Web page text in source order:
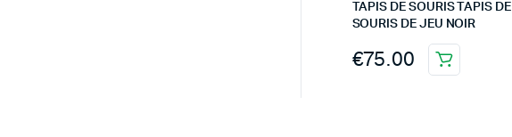
TAPIS DE SOURIS TAPIS DE
SOURIS DE JEU NOIR
€75.00